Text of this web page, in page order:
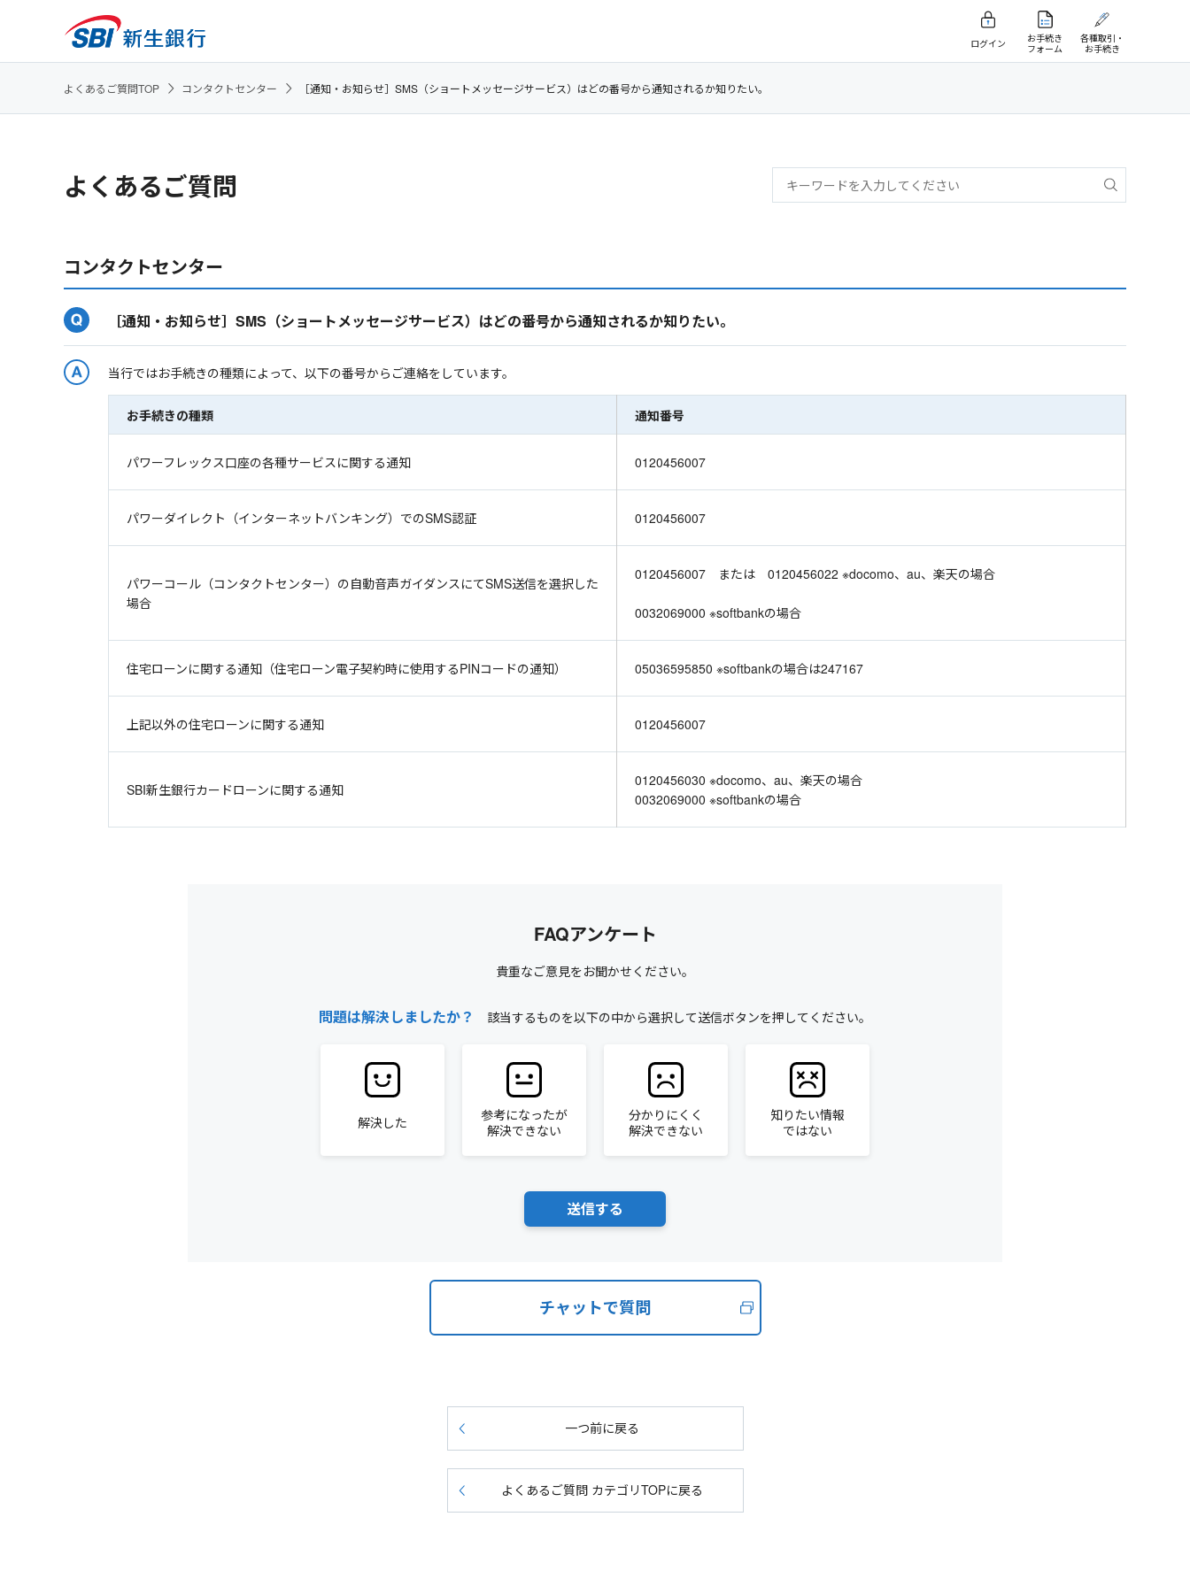
ログイン
お手続き
フォーム
各種取引・
お手続き
よくあるご質問TOP コンタクトセンター ［通知・お知らせ］SMS（ショートメッセージサービス）はどの番号から通知されるか知りたい。
よくあるご質問
コンタクトセンター
［通知・お知らせ］SMS（ショートメッセージサービス）はどの番号から通知されるか知りたい。
当行ではお手続きの種類によって、以下の番号からご連絡をしています。
お手続きの種類 通知番号
パワーフレックス口座の各種サービスに関する通知 0120456007
パワーダイレクト（インターネットバンキング）でのSMS認証 0120456007
パワーコール（コンタクトセンター）の自動音声ガイダンスにてSMS送信を選択した
場合
0120456007 または 0120456022 ※docomo、au、楽天の場合
0032069000 ※softbankの場合
住宅ローンに関する通知（住宅ローン電子契約時に使用するPINコードの通知） 05036595850 ※softbankの場合は247167
上記以外の住宅ローンに関する通知 0120456007
SBI新生銀行カードローンに関する通知
0120456030 ※docomo、au、楽天の場合
0032069000 ※softbankの場合
FAQアンケート
貴重なご意見をお聞かせください。
問題は解決しましたか？ 該当するものを以下の中から選択して送信ボタンを押してください。
解決した
参考になったが
解決できない
分かりにくく
解決できない
知りたい情報
ではない
チャットで質問
一つ前に戻る
よくあるご質問 カテゴリTOPに戻る